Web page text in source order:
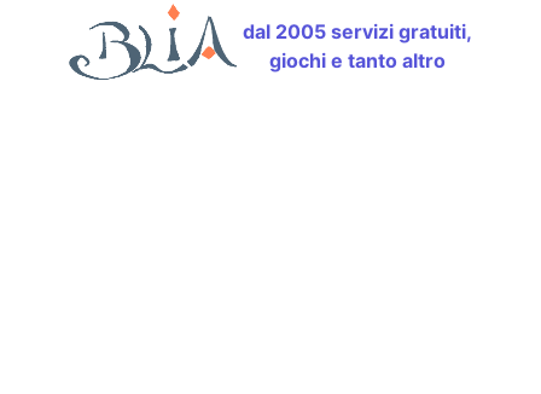
dal 2005 servizi gratuiti,
giochi e tanto altro